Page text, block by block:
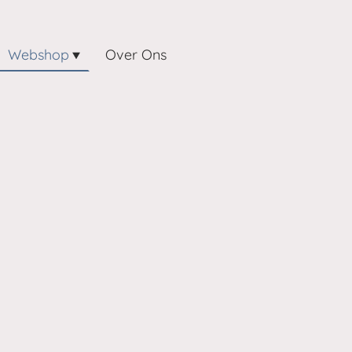
Webshop Over Ons